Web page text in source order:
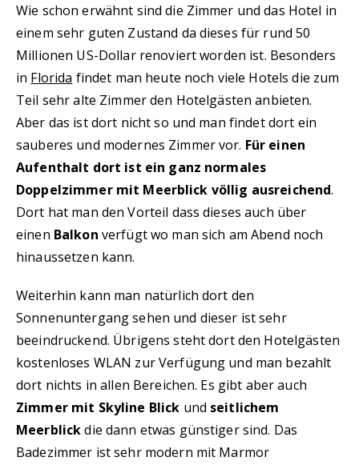
Wie schon erwähnt sind die Zimmer und das Hotel in
einem sehr guten Zustand da dieses für rund 50
Millionen US-Dollar renoviert worden ist. Besonders
in Florida findet man heute noch viele Hotels die zum
Teil sehr alte Zimmer den Hotelgästen anbieten.
Aber das ist dort nicht so und man findet dort ein
sauberes und modernes Zimmer vor. Für einen
Aufenthalt dort ist ein ganz normales
Doppelzimmer mit Meerblick völlig ausreichend.
Dort hat man den Vorteil dass dieses auch über
einen Balkon verfügt wo man sich am Abend noch
hinaussetzen kann.
Weiterhin kann man natürlich dort den
Sonnenuntergang sehen und dieser ist sehr
beeindruckend. Übrigens steht dort den Hotelgästen
kostenloses WLAN zur Verfügung und man bezahlt
dort nichts in allen Bereichen. Es gibt aber auch
Zimmer mit Skyline Blick und seitlichem
Meerblickdie dann etwas günstiger sind. Das
Badezimmer ist sehr modern mit Marmor